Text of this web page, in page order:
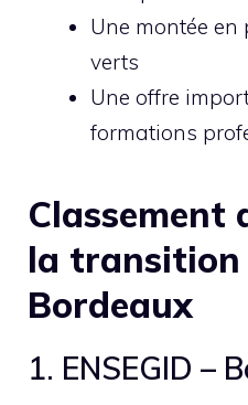
Une montée en
verts
Une offre
formations
Classement
la transition
Bordeaux
1. ENSEGID –